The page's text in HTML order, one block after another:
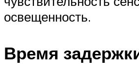
освещенность.
Время